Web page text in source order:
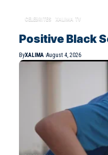
CELEBRITES XALIMA TV
Positive Black
ByXALIMA August 4, 2026